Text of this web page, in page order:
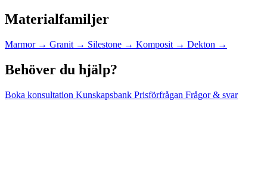
Materialfamiljer
Marmor → Granit → Silestone → Komposit → Dekton →
Behöver du hjälp?
Boka konsultation Kunskapsbank Prisförfrågan Frågor & svar